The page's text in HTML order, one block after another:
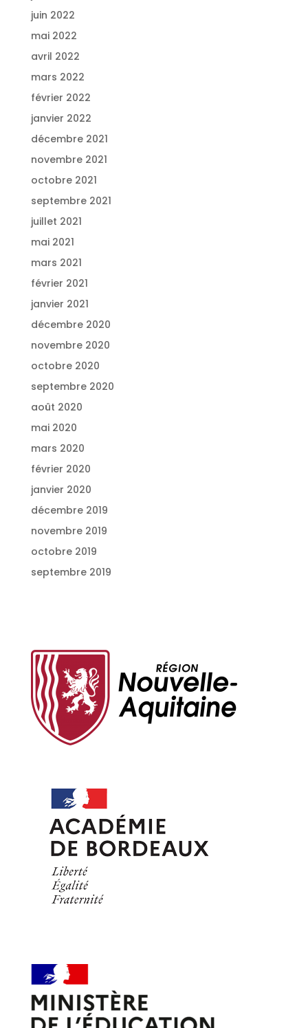
juin 2022
mai 2022
avril 2022
mars 2022
février 2022
janvier 2022
décembre 2021
novembre 2021
octobre 2021
septembre 2021
juillet 2021
mai 2021
mars 2021
février 2021
janvier 2021
décembre 2020
novembre 2020
octobre 2020
septembre 2020
août 2020
mai 2020
mars 2020
février 2020
janvier 2020
décembre 2019
novembre 2019
octobre 2019
septembre 2019